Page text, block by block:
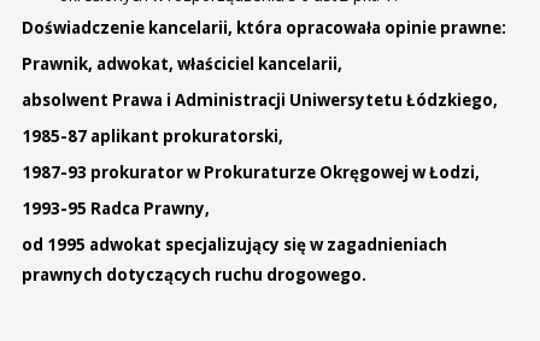
Doświadczenie kancelarii, która opracowała opinie prawne:
Prawnik, adwokat, właściciel kancelarii,
absolwent Prawa i Administracji Uniwersytetu Łódzkiego,
1985-87 aplikant prokuratorski,
1987-93 prokurator w Prokuraturze Okręgowej w Łodzi,
1993-95 Radca Prawny,
od 1995 adwokat specjalizujący się w zagadnieniach
prawnych dotyczących ruchu drogowego.